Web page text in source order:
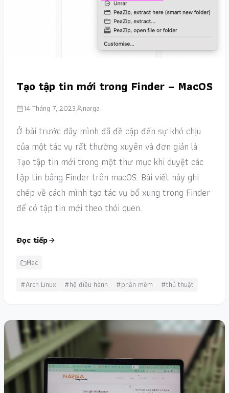
Tạo tập tin mới trong Finder – MacOS
14 Tháng 7, 2023 narga
Ở bài trước đây mình đã đề cập đến sự khó chịu
của một tác vụ rất thường xuyên và đơn giản là
Tạo tập tin mới trong một thư mục khi duyệt các
tập tin bằng Finder trên macOS. Bài viết này ghi
chép về cách mình tạo tác vụ bổ xung trong Finder
để có tập tin mới theo thói quen.
Đọc tiếp
Mac
#Arch Linux
#hệ điều hành #phần mềm #thủ thuật